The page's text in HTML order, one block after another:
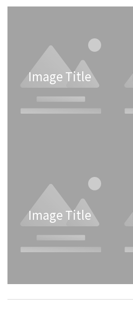
Image Title
Image Title